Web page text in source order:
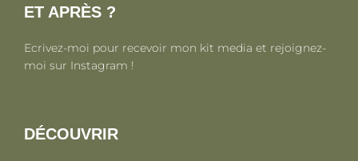
ET APRÈS ?
Ecrivez-moi pour recevoir mon kit media et rejoignez-
moi sur Instagram !
DÉCOUVRIR